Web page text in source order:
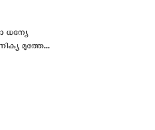
ധന്യേ
മുത്തേ...